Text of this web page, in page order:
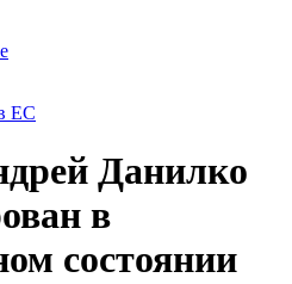
ЕС
Данилко
в
состоянии